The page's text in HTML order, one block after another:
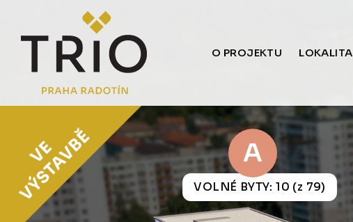
O PROJEKTU LOKALITA
A
VOLNÉ BYTY: 10 (z 79)